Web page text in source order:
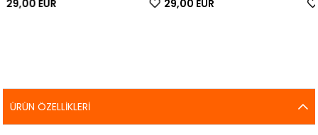
29,00 EUR 29,00 EUR
ÜRÜN ÖZELLIKLERI